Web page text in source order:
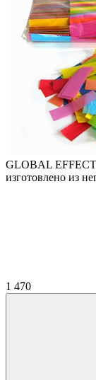
GLOBAL
изготовлено из
1 470